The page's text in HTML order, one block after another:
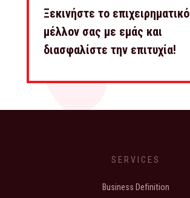
Ξεκινήστε το επιχειρηματικό
μέλλον σας με εμάς και
διασφαλίστε την επιτυχία!
SERVICES
Business Definition